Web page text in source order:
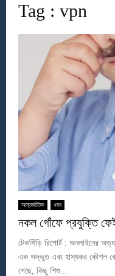
Tag : vpn
আন্তর্জাতিক খবর
নকল গোঁফে প্রযুক্তি
টেকসিঁড়ি রিপোর্ট : অনলাইনের
এক অদ্ভুত এবং হাস্যকর কৌশল
গেছে, কিছু শিশু...